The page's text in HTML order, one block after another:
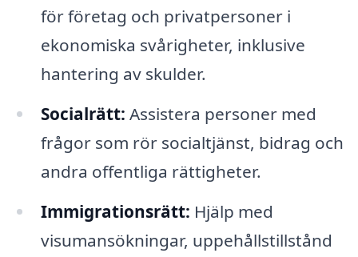
för företag och privatpersoner i
ekonomiska svårigheter, inklusive
hantering av skulder.
Socialrätt: Assistera personer med
frågor som rör socialtjänst, bidrag och
andra offentliga rättigheter.
Immigrationsrätt: Hjälp med
visumansökningar, uppehållstillstånd